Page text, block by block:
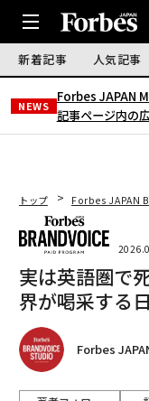
新着記事 人気記事
NEWS
Forbes JAPAN
記事ページ内の
トップ Forbes JAPAN
実は英語圏で
界が喝采する
Forbes